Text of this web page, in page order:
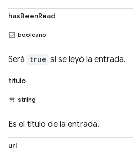
hasBeenRead
booleano
Será true si se leyó la entrada.
título
string
Es el título de la entrada.
url